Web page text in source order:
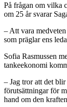
På frågan om vilka
om 25 år svarar
– Att vara
som präglar ens
Sofia Rasmussen
tankeekonomi
– Jag tror att det
förutsättningar för
hand om den